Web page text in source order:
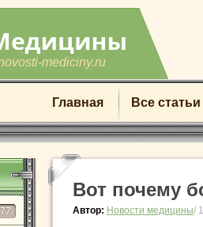
mediciny.ru
Главная Все статьи
Вот почему
Автор: Новости медицины/